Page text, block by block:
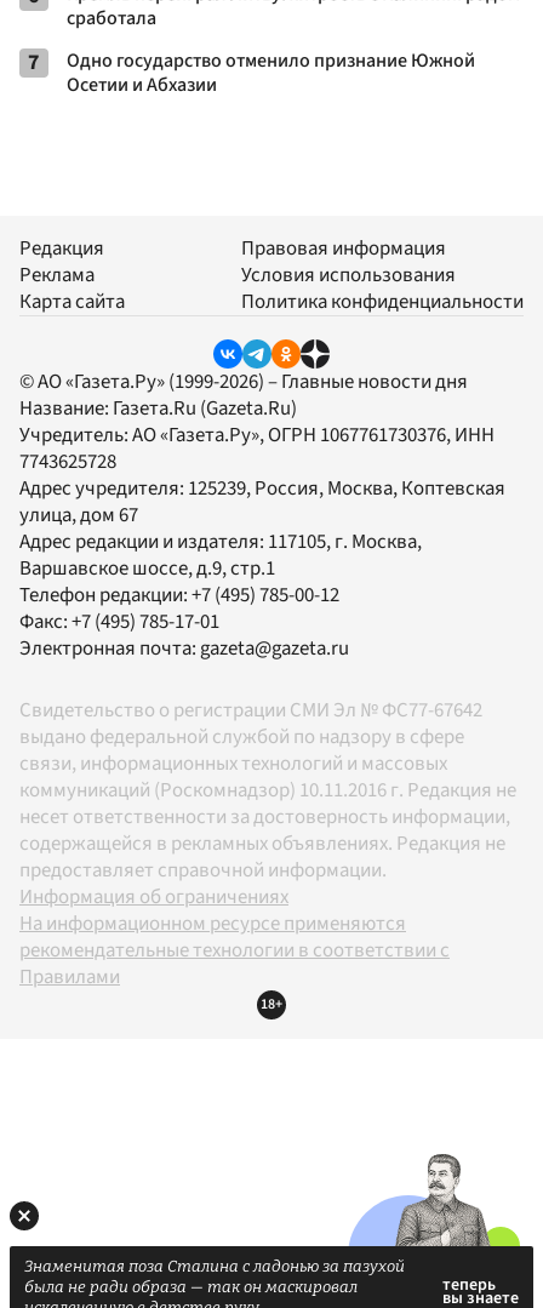
сработала
7
Одно государство отменило признание Южной
Осетии и Абхазии
Редакция
Реклама
Карта сайта
Правовая информация
Условия использования
Политика конфиденциальности
© АО «Газета.Ру» (1999-2026) – Главные новости дня
Название: Газета.Ru (Gazeta.Ru)
Учредитель:АО «Газета.Ру», ОГРН 1067761730376, ИНН
7743625728
Адрес учредителя: 125239, Россия, Москва, Коптевская
улица, дом 67
Адрес редакции и издателя: 117105, г. Москва,
Варшавское шоссе, д.9, стр.1
Телефон редакции:+7 (495) 785-00-12
Факс:+7 (495) 785-17-01
Электронная почта:gazeta@gazeta.ru
Свидетельство о регистрации СМИ Эл № ФС77-67642
выдано федеральной службой по надзору в сфере
связи, информационных технологий и массовых
коммуникаций (Роскомнадзор) 10.11.2016 г. Редакция не
несет ответственности за достоверность информации,
содержащейся в рекламных объявлениях. Редакция не
предоставляет справочной информации.
Информация об ограничениях
На информационном ресурсе применяются
рекомендательные технологии в соответствии с
Правилами
18+
Знаменитая поза Сталина с ладонью за пазухой
была не ради образа — так он маскировал